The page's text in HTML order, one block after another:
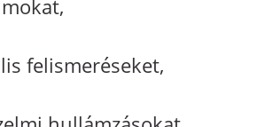
felismeréseket,